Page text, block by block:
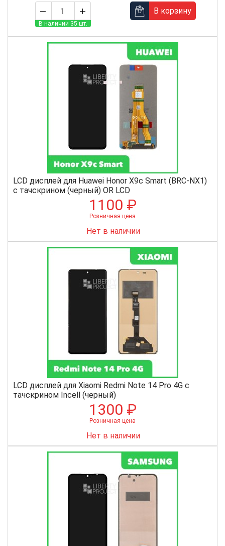
В наличии 35 шт.
В корзину
LCD дисплей для Huawei Honor X9c Smart (BRC-NX1)
с тачскрином (черный) OR LCD
1100 ₽
Розничная цена
Нет в наличии
LCD дисплей для Xiaomi Redmi Note 14 Pro 4G с
тачскрином Incell (черный)
1300 ₽
Розничная цена
Нет в наличии